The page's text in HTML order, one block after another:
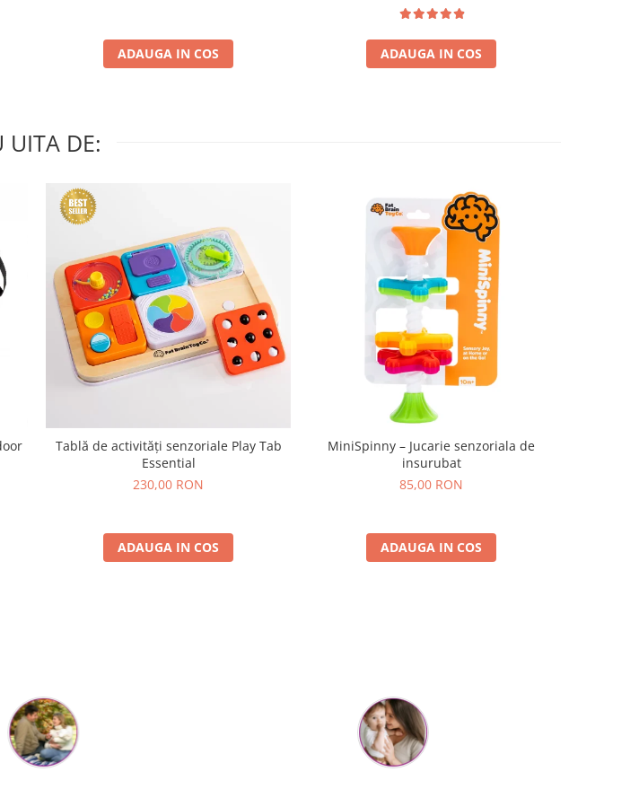
ADAUGA IN COS ADAUGA IN COS
UITA DE:
Tablă de activități senzoriale Play Tab
Essential
230,00 RON
ADAUGA IN COS
MiniSpinny – Jucarie senzoriala de
insurubat
85,00 RON
ADAUGA IN COS